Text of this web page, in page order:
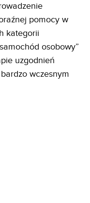
pomocy w
kategorii
osobowy”
uzgodnień
wczesnym